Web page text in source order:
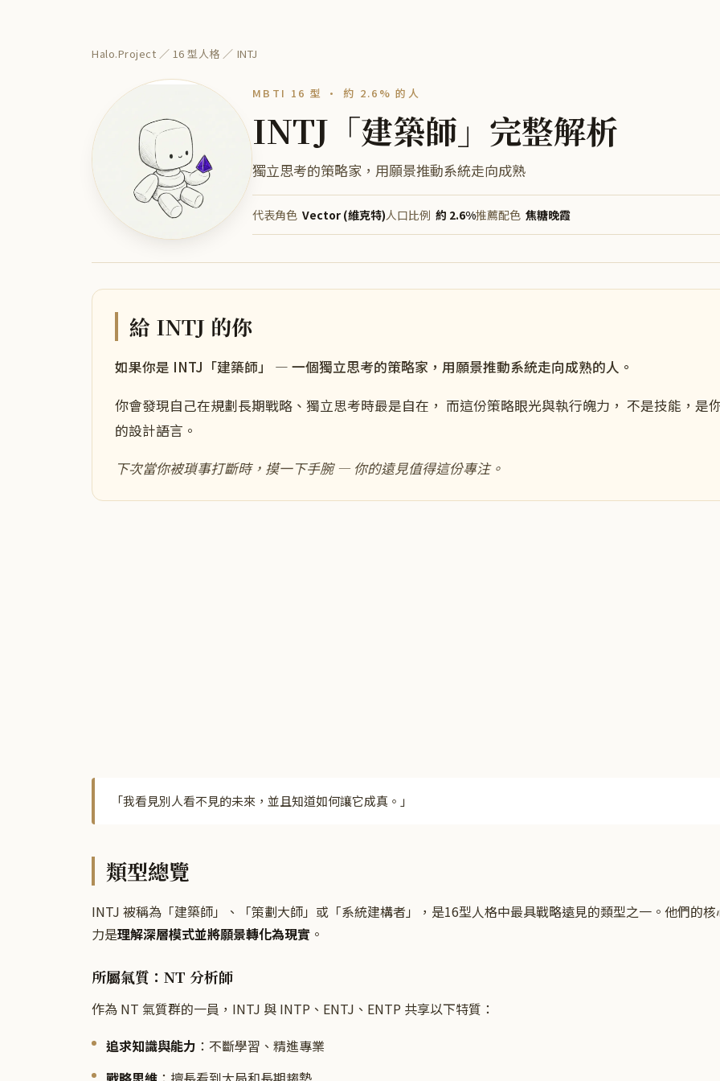
Halo.Project ／ 16 型人格 ／ INTJ
MBTI 16 型 · 約 2.6% 的人
INTJ 「建築師 」完整解析
獨立思考的策略家，用願景推動系統走向成熟
代表角色 Vector (維克特)人口比例 約 2.6%推薦配色 焦糖晚霞
給 INTJ 的你
如果你是 INTJ 「建築師」 — 一個獨立思考的策略家，用願景推動系統走向成熟的人。
你會發現自己在規劃長期戰略、獨立思考時最是自在， 而這份策略眼光與執行魄力 ， 不是技能，是
的設計語言。
下次當你被瑣事打斷時，摸一下手腕 — 你的遠見值得這份專注。
「我看見別人看不見的未來，並且知道如何讓它成真。 」
類型總覽
INTJ 被稱為「建築師」、「策劃大師」或「系統建構者」，是16型人格中最具戰略遠見的類型之一。他們的
力是理解深層模式並將願景轉化為現實 。
所屬氣質：NT 分析師
作為 NT 氣質群的一員，INTJ 與 INTP、ENTJ、ENTP 共享以下特質：
追求知識與能力 ：不斷學習、精進專業